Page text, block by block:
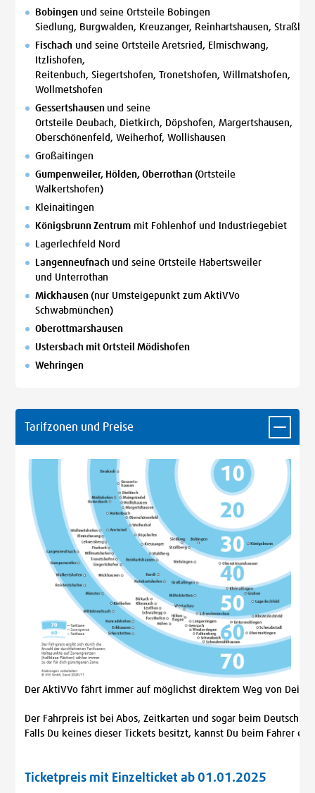
Bobingen und seine Ortsteile Bobingen
Siedlung, Burgwalden, Kreuzanger, Reinhartshausen,
Fischachund seine Ortsteile Aretsried, Elmischwang,
Itzlishofen,
Reitenbuch, Siegertshofen, Tronetshofen, Willmatshofen,
Wollmetshofen
Gessertshausen und seine
Ortsteile Deubach, Dietkirch, Döpshofen, Margertshausen,
Oberschönenfeld, Weiherhof, Wollishausen
Großaitingen
Gumpenweiler, Hölden, Oberrothan (Ortsteile
Walkertshofen)
Kleinaitingen
Königsbrunn Zentrummit Fohlenhof und Industriegebiet
Lagerlechfeld Nord
Langenneufnach und seine Ortsteile Habertsweiler
und Unterrothan
Mickhausen (nur Umsteigepunkt zum AktiVVo
Schwabmünchen)
Oberottmarshausen
Ustersbach mit Ortsteil Mödishofen
Wehringen
Tarifzonen und Preise
Der AktiVVo fährt immer auf möglichst direktem Weg von
Der Fahrpreis ist bei Abos, Zeitkarten und sogar beim
Falls Du keines dieser Tickets besitzt, kannst Du beim Fahrer
Ticketpreis mit Einzelticket ab 01.01.2025